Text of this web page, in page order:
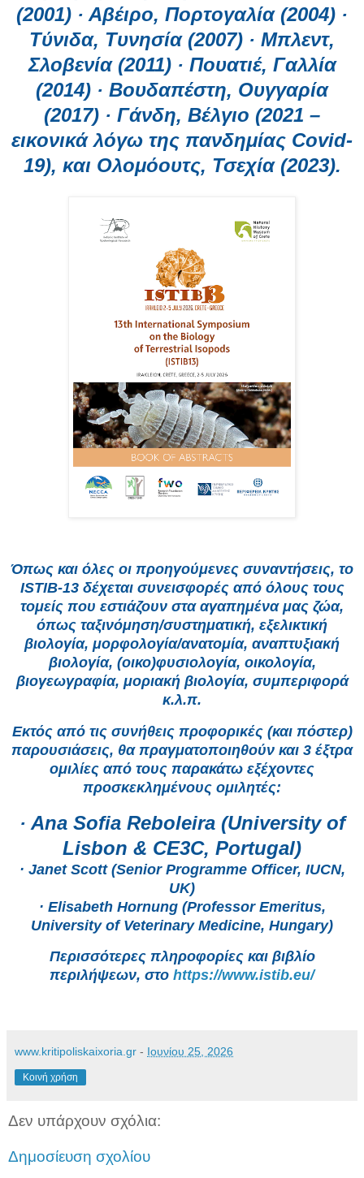
(2001) · Αβέιρο, Πορτογαλία (2004) ·
Τύνιδα, Τυνησία (2007) · Μπλεντ,
Σλοβενία (2011) · Πουατιέ, Γαλλία
(2014) · Βουδαπέστη, Ουγγαρία
(2017) · Γάνδη, Βέλγιο (2021 –
εικονικά λόγω της πανδημίας Covid-
19), και Ολομόουτς, Τσεχία (2023).
Όπως και όλες οι προηγούμενες συναντήσεις, το
ISTIB-13 δέχεται συνεισφορές από όλους τους
τομείς που εστιάζουν στα αγαπημένα μας ζώα,
όπως ταξινόμηση/συστηματική, εξελικτική
βιολογία, μορφολογία/ανατομία, αναπτυξιακή
βιολογία, (οικο)φυσιολογία, οικολογία,
βιογεωγραφία, μοριακή βιολογία, συμπεριφορά
κ.λ.π.
Εκτός από τις συνήθεις προφορικές (και πόστερ)
παρουσιάσεις, θα πραγματοποιηθούν και 3 έξτρα
ομιλίες από τους παρακάτω εξέχοντες
προσκεκλημένους ομιλητές:
· Ana Sofia Reboleira (University of
Lisbon & CE3C, Portugal)
· Janet Scott (Senior Programme Officer, IUCN,
UK)
· Elisabeth Hornung (Professor Emeritus,
University of Veterinary Medicine, Hungary)
Περισσότερες πληροφορίες και βιβλίο
περιλήψεων, στο https://www.istib.eu/
www.kritipoliskaixoria.gr - Ιουνίου 25, 2026
Κοινή χρήση
Δεν υπάρχουν σχόλια:
Δημοσίευση σχολίου